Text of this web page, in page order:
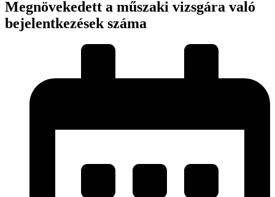
Megnövekedett a műszaki vizsgára való
bejelentkezések száma